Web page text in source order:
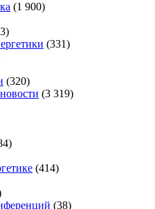
(1 900)
(331)
(320)
(3 319)
(414)
(38)